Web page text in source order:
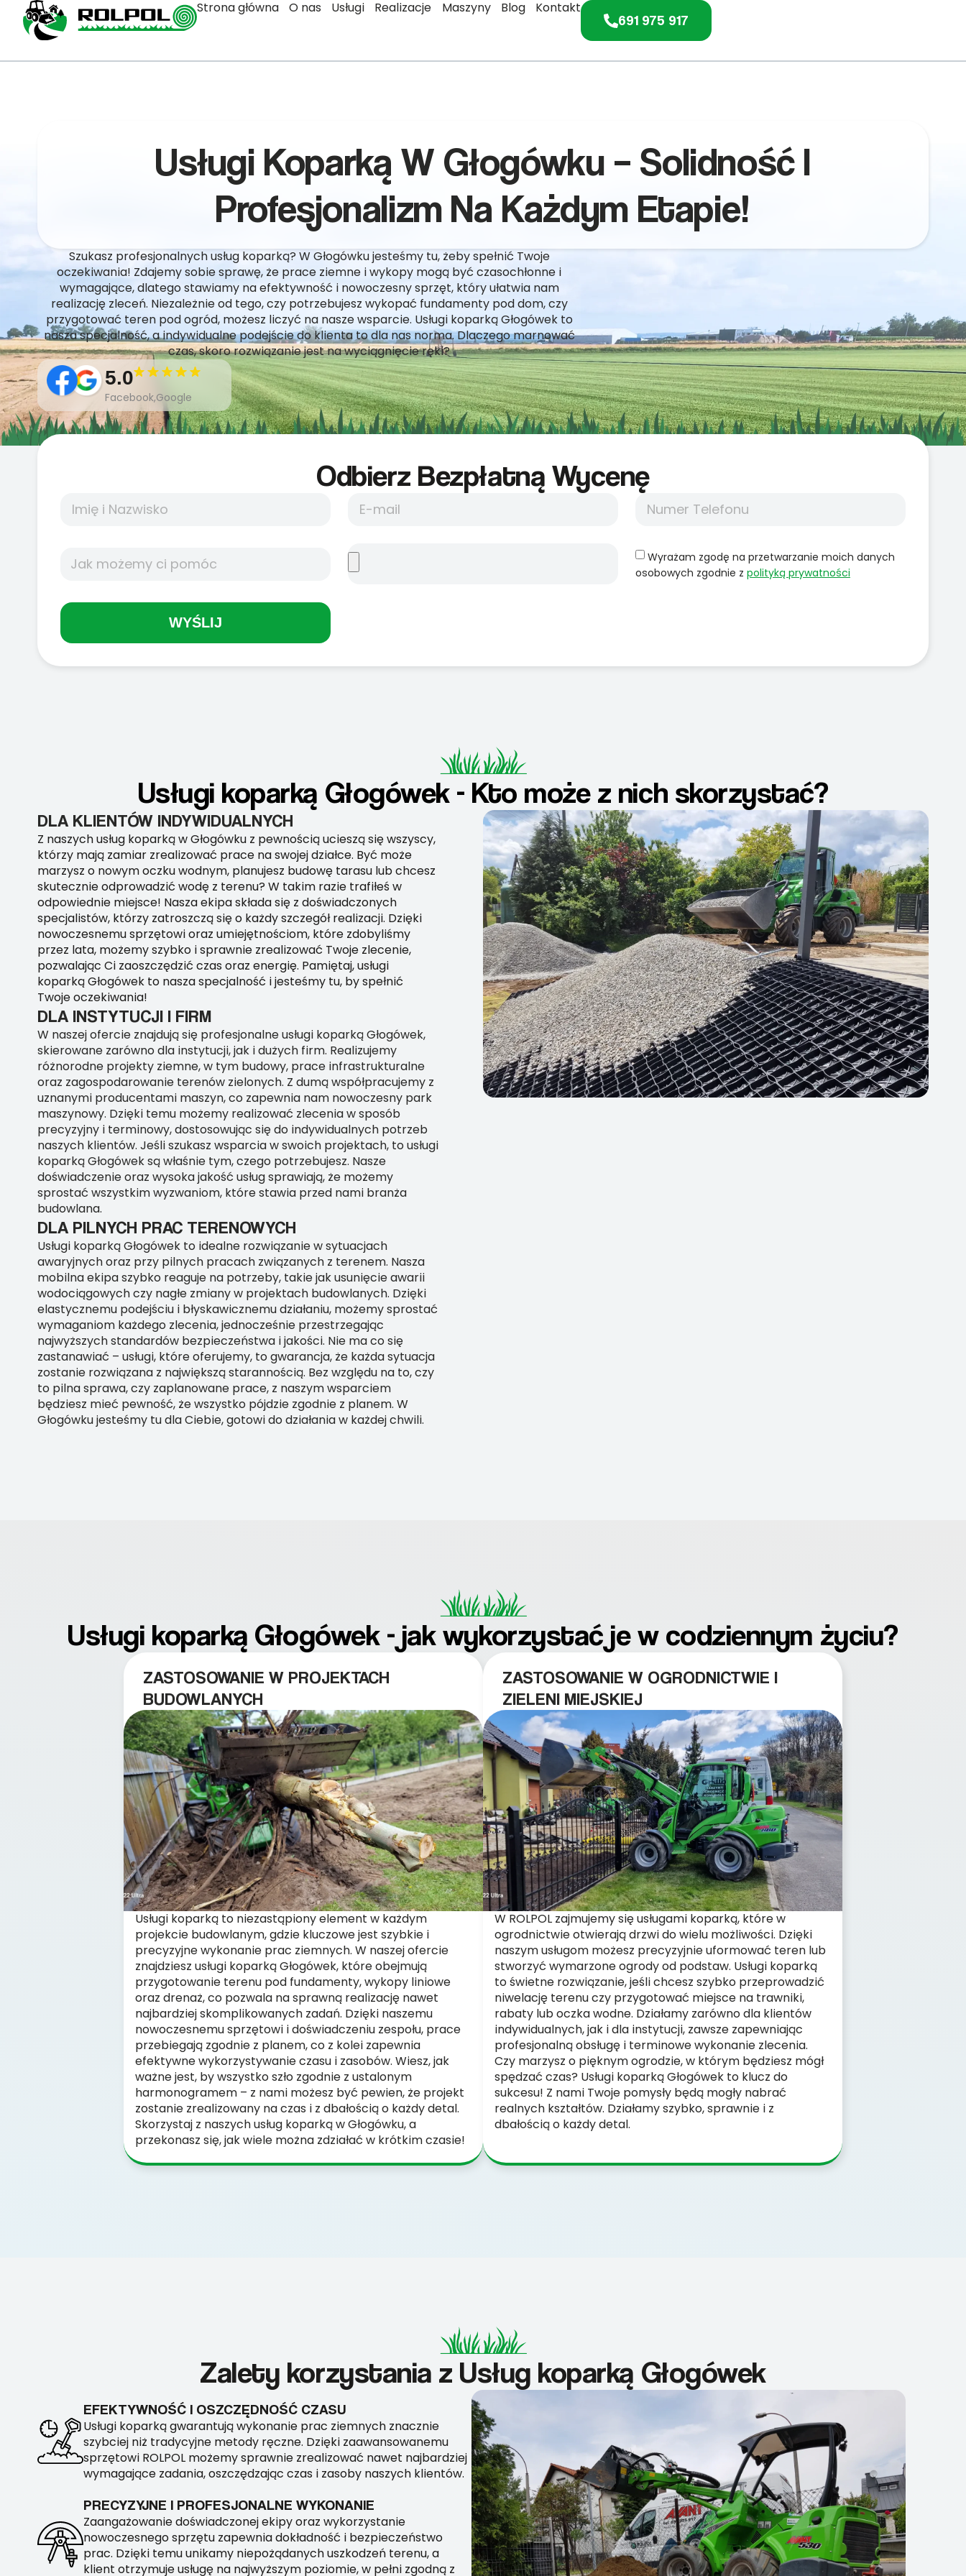
Strona główna O nas Usługi Realizacje Maszyny Blog Kontakt
691 975 917
Usługi Koparką W Głogówku – Solidność I
Profesjonalizm Na Każdym Etapie!
Szukasz profesjonalnych usług koparką? W Głogówku jesteśmy tu, żeby spełnić Twoje
oczekiwania! Zdajemy sobie sprawę, że prace ziemne i wykopy mogą być czasochłonne i
wymagające, dlatego stawiamy na efektywność i nowoczesny sprzęt, który ułatwia nam
realizację zleceń. Niezależnie od tego, czy potrzebujesz wykopać fundamenty pod dom, czy
przygotować teren pod ogród, możesz liczyć na nasze wsparcie. Usługi koparką Głogówek to
nasza specjalność, a indywidualne podejście do klienta to dla nas norma. Dlaczego marnować
czas, skoro rozwiązanie jest na wyciągnięcie ręki?
5.0
Facebook,Google
Odbierz Bezpłatną Wycenę
Wyrażam zgodę na przetwarzanie moich danych
osobowych zgodnie z polityką prywatności
WYŚLIJ
Usługi koparką Głogówek - Kto może z nich skorzystać?
DLA KLIENTÓW INDYWIDUALNYCH
Z naszych usług koparką w Głogówku z pewnością ucieszą się wszyscy,
którzy mają zamiar zrealizować prace na swojej działce. Być może
marzysz o nowym oczku wodnym, planujesz budowę tarasu lub chcesz
skutecznie odprowadzić wodę z terenu? W takim razie trafiłeś w
odpowiednie miejsce! Nasza ekipa składa się z doświadczonych
specjalistów, którzy zatroszczą się o każdy szczegół realizacji. Dzięki
nowoczesnemu sprzętowi oraz umiejętnościom, które zdobyliśmy
przez lata, możemy szybko i sprawnie zrealizować Twoje zlecenie,
pozwalając Ci zaoszczędzić czas oraz energię. Pamiętaj, usługi
koparką Głogówek to nasza specjalność i jesteśmy tu, by spełnić
Twoje oczekiwania!
DLA INSTYTUCJI I FIRM
W naszej ofercie znajdują się profesjonalne usługi koparką Głogówek,
skierowane zarówno dla instytucji, jak i dużych firm. Realizujemy
różnorodne projekty ziemne, w tym budowy, prace infrastrukturalne
oraz zagospodarowanie terenów zielonych. Z dumą współpracujemy z
uznanymi producentami maszyn, co zapewnia nam nowoczesny park
maszynowy. Dzięki temu możemy realizować zlecenia w sposób
precyzyjny i terminowy, dostosowując się do indywidualnych potrzeb
naszych klientów. Jeśli szukasz wsparcia w swoich projektach, to usługi
koparką Głogówek są właśnie tym, czego potrzebujesz. Nasze
doświadczenie oraz wysoka jakość usług sprawiają, że możemy
sprostać wszystkim wyzwaniom, które stawia przed nami branża
budowlana.
DLA PILNYCH PRAC TERENOWYCH
Usługi koparką Głogówek to idealne rozwiązanie w sytuacjach
awaryjnych oraz przy pilnych pracach związanych z terenem. Nasza
mobilna ekipa szybko reaguje na potrzeby, takie jak usunięcie awarii
wodociągowych czy nagłe zmiany w projektach budowlanych. Dzięki
elastycznemu podejściu i błyskawicznemu działaniu, możemy sprostać
wymaganiom każdego zlecenia, jednocześnie przestrzegając
najwyższych standardów bezpieczeństwa i jakości. Nie ma co się
zastanawiać – usługi, które oferujemy, to gwarancja, że każda sytuacja
zostanie rozwiązana z największą starannością. Bez względu na to, czy
to pilna sprawa, czy zaplanowane prace, z naszym wsparciem
będziesz mieć pewność, że wszystko pójdzie zgodnie z planem. W
Głogówku jesteśmy tu dla Ciebie, gotowi do działania w każdej chwili.
Usługi koparką Głogówek - jak wykorzystać je w codziennym życiu?
ZASTOSOWANIE W PROJEKTACH
BUDOWLANYCH
Usługi koparką to niezastąpiony element w każdym
projekcie budowlanym, gdzie kluczowe jest szybkie i
precyzyjne wykonanie prac ziemnych. W naszej ofercie
znajdziesz usługi koparką Głogówek, które obejmują
przygotowanie terenu pod fundamenty, wykopy liniowe
oraz drenaż, co pozwala na sprawną realizację nawet
najbardziej skomplikowanych zadań. Dzięki naszemu
nowoczesnemu sprzętowi i doświadczeniu zespołu, prace
przebiegają zgodnie z planem, co z kolei zapewnia
efektywne wykorzystywanie czasu i zasobów. Wiesz, jak
ważne jest, by wszystko szło zgodnie z ustalonym
harmonogramem – z nami możesz być pewien, że projekt
zostanie zrealizowany na czas i z dbałością o każdy detal.
Skorzystaj z naszych usług koparką w Głogówku, a
przekonasz się, jak wiele można zdziałać w krótkim czasie!
ZASTOSOWANIE W OGRODNICTWIE I
ZIELENI MIEJSKIEJ
W ROLPOL zajmujemy się usługami koparką, które w
ogrodnictwie otwierają drzwi do wielu możliwości. Dzięki
naszym usługom możesz precyzyjnie uformować teren lub
stworzyć wymarzone ogrody od podstaw. Usługi koparką
to świetne rozwiązanie, jeśli chcesz szybko przeprowadzić
niwelację terenu czy przygotować miejsce na trawniki,
rabaty lub oczka wodne. Działamy zarówno dla klientów
indywidualnych, jak i dla instytucji, zawsze zapewniając
profesjonalną obsługę i terminowe wykonanie zlecenia.
Czy marzysz o pięknym ogrodzie, w którym będziesz mógł
spędzać czas? Usługi koparką Głogówek to klucz do
sukcesu! Z nami Twoje pomysły będą mogły nabrać
realnych kształtów. Działamy szybko, sprawnie i z
dbałością o każdy detal.
Zalety korzystania z Usług koparką Głogówek
EFEKTYWNOŚĆ I OSZCZĘDNOŚĆ CZASU
Usługi koparką gwarantują wykonanie prac ziemnych znacznie
szybciej niż tradycyjne metody ręczne. Dzięki zaawansowanemu
sprzętowi ROLPOL możemy sprawnie zrealizować nawet najbardziej
wymagające zadania, oszczędzając czas i zasoby naszych klientów.
PRECYZYJNE I PROFESJONALNE WYKONANIE
Zaangażowanie doświadczonej ekipy oraz wykorzystanie
nowoczesnego sprzętu zapewnia dokładność i bezpieczeństwo
prac. Dzięki temu unikamy niepożądanych uszkodzeń terenu, a
klient otrzymuje usługę na najwyższym poziomie, w pełni zgodną z